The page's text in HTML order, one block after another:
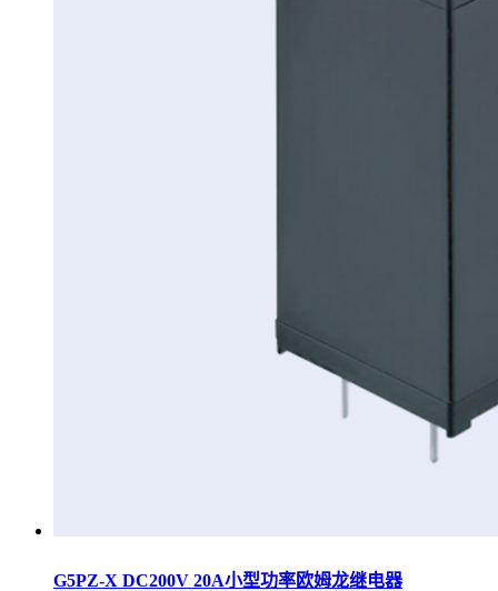
G5PZ-X DC200V 20A小型功率欧姆龙继电器